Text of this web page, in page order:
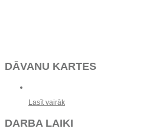
DĀVANU KARTES
Lasīt vairāk
DARBA LAIKI